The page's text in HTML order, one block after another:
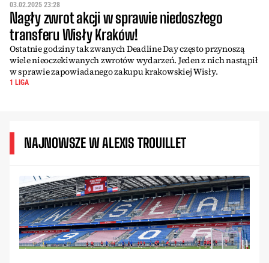
03.02.2025 23:28
Nagły zwrot akcji w sprawie niedoszłego
transferu Wisły Kraków!
Ostatnie godziny tak zwanych Deadline Day często przynoszą
wiele nieoczekiwanych zwrotów wydarzeń. Jeden z nich nastąpił
w sprawie zapowiadanego zakupu krakowskiej Wisły.
1 LIGA
NAJNOWSZE W ALEXIS TROUILLET